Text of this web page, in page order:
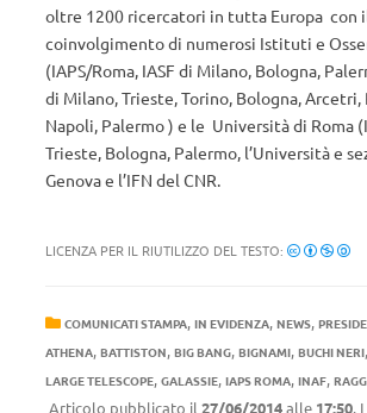
oltre 1200 ricercatori in tutta Europa con
coinvolgimento di numerosi Istituti e
(IAPS/Roma, IASF di Milano, Bologna,
di Milano, Trieste, Torino, Bologna, Arcetri,
Napoli, Palermo ) e le Università di Roma
Trieste, Bologna, Palermo, l’Università e
Genova e l’IFN del CNR.
LICENZA PER IL RIUTILIZZO DEL TESTO:
COMUNICATI STAMPA, IN EVIDENZA, NEWS,
ATHENA, BATTISTON, BIG BANG, BIGNAMI, BUCHI NERI,
LARGE TELESCOPE, GALASSIE, IAPS ROMA, INAF,
Articolo pubblicato il 27/06/2014alle 17:50.